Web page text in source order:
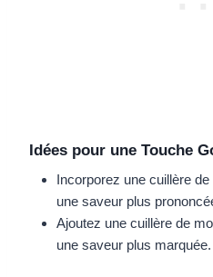
Idées pour une Touche
Incorporez une cuillère
une saveur plus
Ajoutez une cuillère de
une saveur plus marquée.